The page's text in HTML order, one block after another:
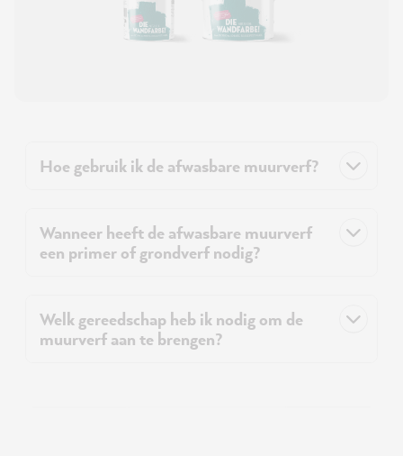
Hoe gebruik ik de afwasbare muurverf?
Wanneer heeft de afwasbare muurverf
een primer of grondverf nodig?
Welk gereedschap heb ik nodig om de
muurverf aan te brengen?